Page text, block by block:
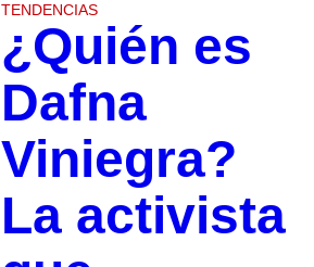
TENDENCIAS
¿Quién es
Dafna
Viniegra?
La activista